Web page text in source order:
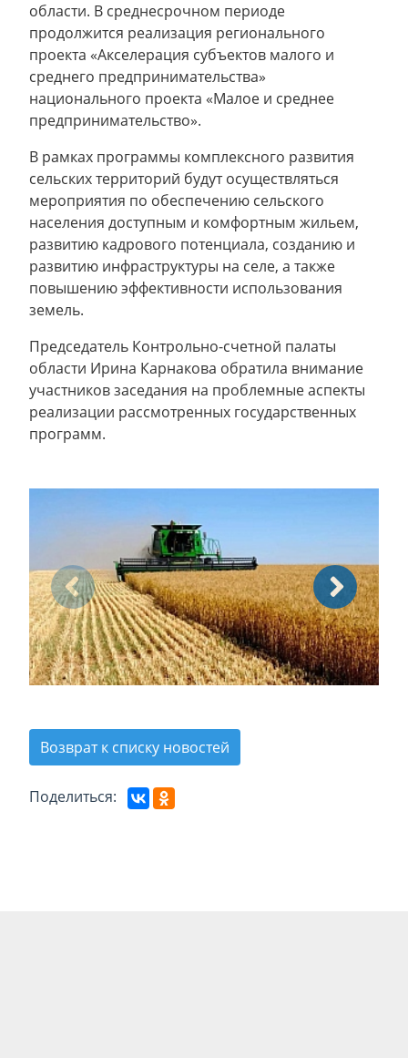
области. В среднесрочном периоде
продолжится реализация регионального
проекта «Акселерация субъектов малого и
среднего предпринимательства»
национального проекта «Малое и среднее
предпринимательство».
В рамках программы комплексного развития
сельских территорий будут осуществляться
мероприятия по обеспечению сельского
населения доступным и комфортным жильем,
развитию кадрового потенциала, созданию и
развитию инфраструктуры на селе, а также
повышению эффективности использования
земель.
Председатель Контрольно-счетной палаты
области Ирина Карнакова обратила внимание
участников заседания на проблемные аспекты
реализации рассмотренных государственных
программ.
Возврат к списку новостей
Поделиться: